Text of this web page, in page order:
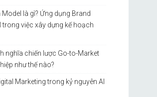
là gì? Ứng dụng Brand
trong việc xây dựng kế hoạch
nghĩa chiến lược Go-to-Market
như thế nào?
Marketing trong kỷ nguyên AI